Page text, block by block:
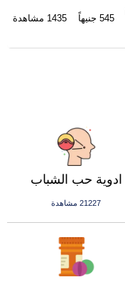
545 جنيهاً 1435 مشاهدة
ادوية حب الشباب
21227 مشاهدة